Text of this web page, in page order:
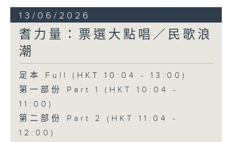
13/06/2026
耆力量：票選大點唱／民歌浪
潮
足本 Full (HKT 10:04 - 13:00)
第一部份 Part 1 (HKT 10:04 -
11:00)
第二部份 Part 2 (HKT 11:04 -
12:00)